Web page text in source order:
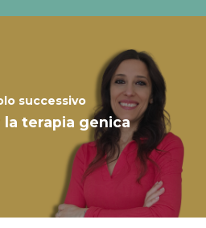
successivo
la terapia genica